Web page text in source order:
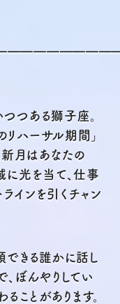
つある獅子座。
ハーサル期間」
新月はあなたの
に光を当て、仕事
インを引くチャン
できる誰かに話し
ぼんやりしてい
ことがあります。